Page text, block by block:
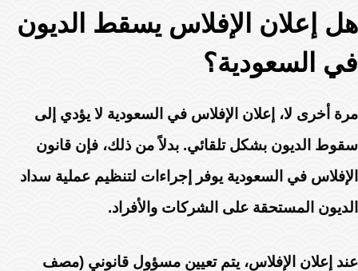
هل إعلان الإفلاس يسقط الديون
في السعودية؟
مرة أخرى لا، إعلان الإفلاس في السعودية لا يؤدي إلى
سقوط الديون بشكل تلقائي. بدلاً من ذلك، فإن قانون
الإفلاس في السعودية يوفر إجراءات لتنظيم عملية سداد
الديون المستحقة على الشركات والأفراد.
عند إعلان الإفلاس، يتم تعيين مسؤول قانوني (مصف